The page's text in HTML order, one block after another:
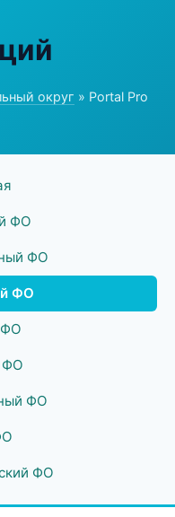
округ » Portal Pro
ФО
ФО
ФО
ФО
ФО
ФО
ФО